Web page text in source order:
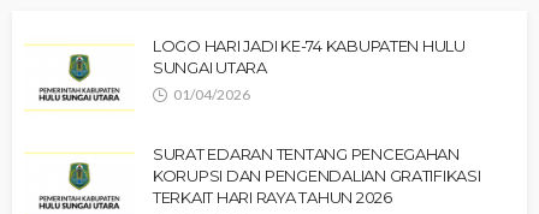
LOGO HARI JADI KE-74 KABUPATEN HULU
SUNGAI UTARA
01/04/2026
SURAT EDARAN TENTANG PENCEGAHAN
KORUPSI DAN PENGENDALIAN GRATIFIKASI
TERKAIT HARI RAYA TAHUN 2026